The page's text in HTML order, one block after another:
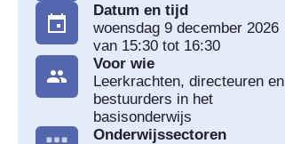
Datum en tijd
woensdag 9 december 2026
van 15:30 tot 16:30
Voor wie
Leerkrachten, directeuren en
bestuurders in het
basisonderwijs
Onderwijssectoren